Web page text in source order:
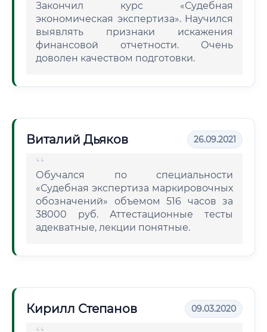
Закончил курс «Судебная
экономическая экспертиза». Научился
выявлять признаки искажения
финансовой отчетности. Очень
доволен качеством подготовки.
Виталий Дьяков 26.09.2021
Обучался по специальности
«Судебная экспертиза маркировочных
обозначений» объемом 516 часов за
38000 руб. Аттестационные тесты
адекватные, лекции понятные.
Кирилл Степанов 09.03.2020